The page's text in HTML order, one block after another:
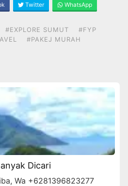
Twitter WhatsApp
#EXPLORE SUMUT
#FYP
#PAKEJ MURAH
Dicari
Wa +6281396823277